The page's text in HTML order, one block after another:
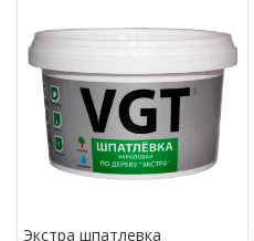
финишной шпатлевки,
Экстра шпатлевка